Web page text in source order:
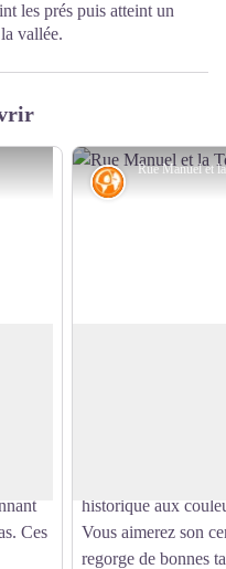
les prés puis atteint un
vallée.
Ces
Histoire
historique aux
Vous aimerez son
regorge de bonnes